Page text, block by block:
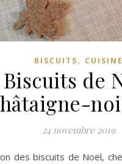
BISCUITS, CUISINE
Biscuits de
24 novembre 2019